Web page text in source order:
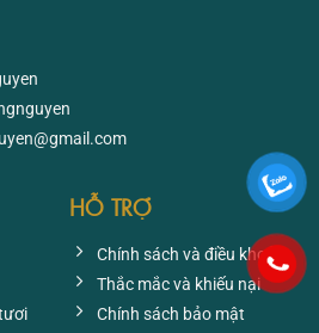
HỖ TRỢ
Chính sách và điều khoản
Thắc mắc và khiếu nại
Chính sách bảo mật